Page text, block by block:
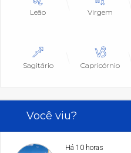
Leão Virgem
Sagitário Capricórnio
Você viu?
Há 10 horas